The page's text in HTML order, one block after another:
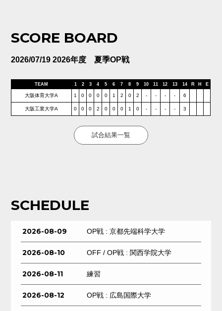
SCORE BOARD
2026/07/19 2026年度 夏季OP戦
TEAM 1 2 3 4 5 6 7 8 9 10 11 12 13 14 R H E
大阪体育大学A 1 0 0 0 0 1 2 0 2 - - - - 6
大阪工業大学A 0 0 0 2 0 0 0 1 0 - - - - 3
試合結果一覧
SCHEDULE
2026-08-09 OP戦 : 京都先端科学大学
2026-08-10 OFF / OP戦 : 関西学院大学
2026-08-11 練習
2026-08-12 OP戦 : 広島国際大学